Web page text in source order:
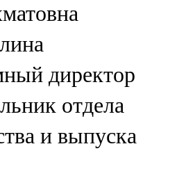
директор
отдела
и выпуска